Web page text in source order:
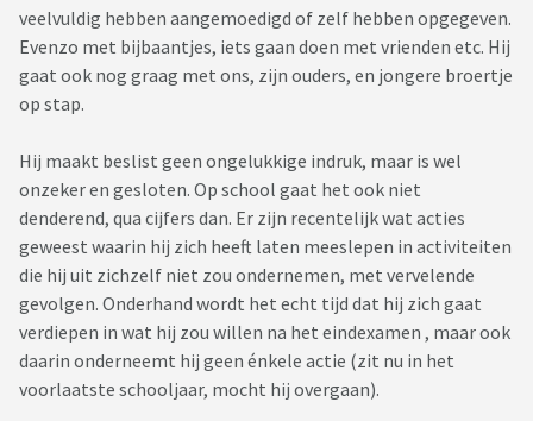
veelvuldig hebben aangemoedigd of zelf hebben opgegeven.
Evenzo met bijbaantjes, iets gaan doen met vrienden etc. Hij
gaat ook nog graag met ons, zijn ouders, en jongere broertje
op stap.
Hij maakt beslist geen ongelukkige indruk, maar is wel
onzeker en gesloten. Op school gaat het ook niet
denderend, qua cijfers dan. Er zijn recentelijk wat acties
geweest waarin hij zich heeft laten meeslepen in activiteiten
die hij uit zichzelf niet zou ondernemen, met vervelende
gevolgen. Onderhand wordt het echt tijd dat hij zich gaat
verdiepen in wat hij zou willen na het eindexamen , maar ook
daarin onderneemt hij geen énkele actie (zit nu in het
voorlaatste schooljaar, mocht hij overgaan).